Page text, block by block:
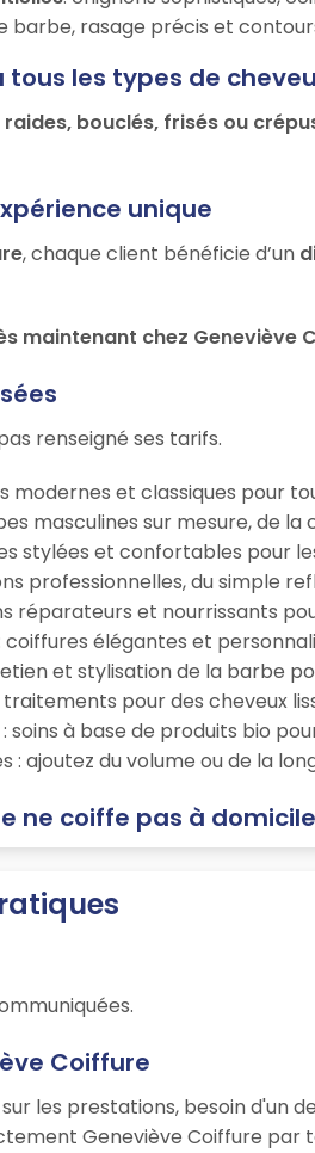
barbe, rasage précis et
tous les types de
raides, bouclés, frisés ou
unique
, chaque client bénéficie d’un
maintenant chez Geneviève
renseigné ses tarifs.
modernes et classiques pour
masculines sur mesure, de
stylées et confortables pour
professionnelles, du simple
réparateurs et nourrissants
élégantes et
et stylisation de la barbe
traitements pour des cheveux
soins à base de produits bio
: ajoutez du volume ou de la
ne coiffe pas à domicile
Coiffure
les prestations, besoin d'un
Geneviève Coiffure par